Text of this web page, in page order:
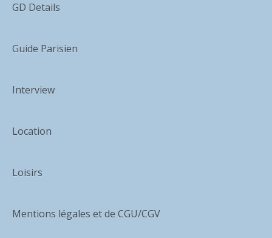
GD Details
Guide Parisien
Interview
Location
Loisirs
Mentions légales et de CGU/CGV